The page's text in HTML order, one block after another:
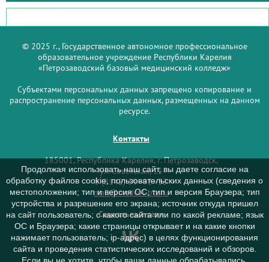
© 2025 г., Государственное автономное профессиональное
образовательное учреждение Республики Карелия
«Петрозаводский базовый медицинский колледж»
Субъектами персональных данных запрещено копирование и
распространение персональных данных, размещенных на данном
ресурсе.
Контакты
185001, Республика Карелия, г. Петрозаводск,
ул. Советская, 15
8 (8142) 59–93–33
mail@medcol-ptz.ru
Социальные сети
Продолжая использовать наш сайт, вы даете согласие на
обработку файлов cookie, пользовательских данных (сведения о
местоположении; тип и версия ОС; тип и версия Браузера; тип
устройства и разрешение его экрана; источник откуда пришел
на сайт пользователь; с какого сайта или по какой рекламе; язык
ОС и Браузера; какие страницы открывает и на какие кнопки
нажимает пользователь; ip-адрес) в целях функционирования
сайта и проведения статистических исследований и обзоров.